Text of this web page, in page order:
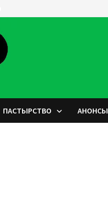
ПАСТЫРСТВО АНОНСЫ